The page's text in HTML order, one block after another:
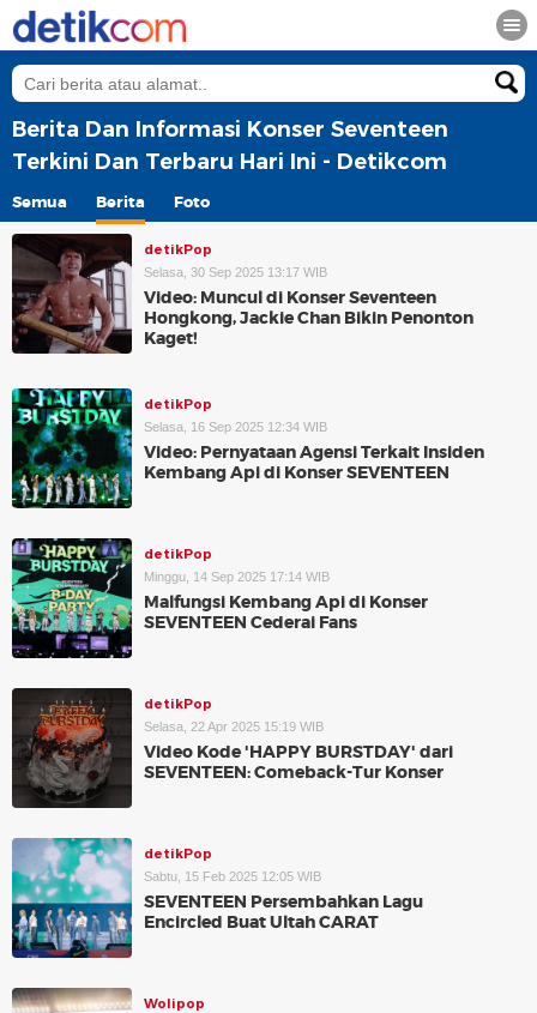
Berita Dan Informasi Konser Seventeen
Terkini Dan Terbaru Hari Ini - Detikcom
Semua Berita Foto
detikPop
Selasa, 30 Sep 2025 13:17 WIB
Video: Muncul di Konser Seventeen
Hongkong, Jackie Chan Bikin Penonton
Kaget!
detikPop
Selasa, 16 Sep 2025 12:34 WIB
Video: Pernyataan Agensi Terkait Insiden
Kembang Api di Konser SEVENTEEN
detikPop
Minggu, 14 Sep 2025 17:14 WIB
Malfungsi Kembang Api di Konser
SEVENTEEN Cederai Fans
detikPop
Selasa, 22 Apr 2025 15:19 WIB
Video Kode 'HAPPY BURSTDAY' dari
SEVENTEEN: Comeback-Tur Konser
detikPop
Sabtu, 15 Feb 2025 12:05 WIB
SEVENTEEN Persembahkan Lagu
Encircled Buat Ultah CARAT
Wolipop